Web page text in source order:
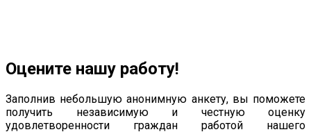
Оцените нашу работу!
Заполнив небольшую анонимную анкету, вы поможете
получить независимую и честную оценку
удовлетворенности граждан работой нашего